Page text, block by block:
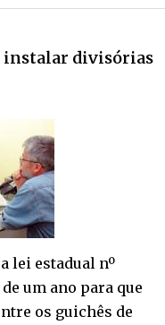
instalar divisórias
lei estadual nº
um ano para que
os guichês de